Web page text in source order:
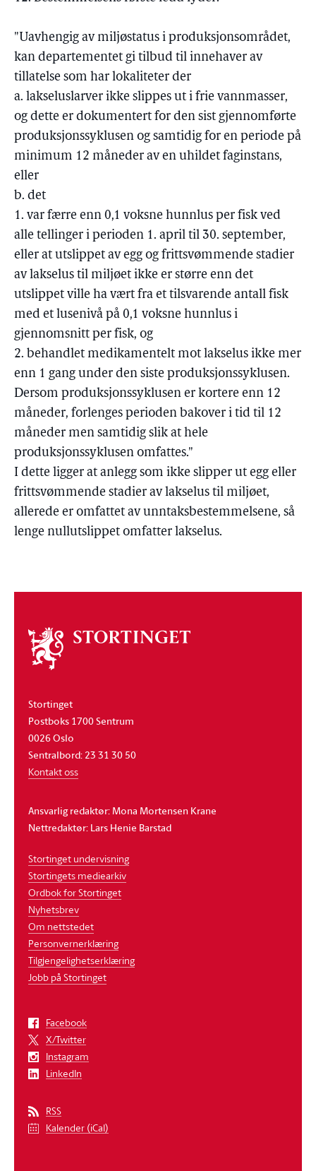
"Uavhengig av miljøstatus i produksjonsområdet,
kan departementet gi tilbud til innehaver av
tillatelse som har lokaliteter der
a. lakseluslarver ikke slippes ut i frie vannmasser,
og dette er dokumentert for den sist gjennomførte
produksjonssyklusen og samtidig for en periode på
minimum 12 måneder av en uhildet faginstans,
eller
b. det
1. var færre enn 0,1 voksne hunnlus per fisk ved
alle tellinger i perioden 1. april til 30. september,
eller at utslippet av egg og frittsvømmende stadier
av lakselus til miljøet ikke er større enn det
utslippet ville ha vært fra et tilsvarende antall fisk
med et lusenivå på 0,1 voksne hunnlus i
gjennomsnitt per fisk, og
2. behandlet medikamentelt mot lakselus ikke mer
enn 1 gang under den siste produksjonssyklusen.
Dersom produksjonssyklusen er kortere enn 12
måneder, forlenges perioden bakover i tid til 12
måneder men samtidig slik at hele
produksjonssyklusen omfattes."
I dette ligger at anlegg som ikke slipper ut egg eller
frittsvømmende stadier av lakselus til miljøet,
allerede er omfattet av unntaksbestemmelsene, så
lenge nullutslippet omfatter lakselus.
Om
stortinget
Stortinget
Postboks 1700 Sentrum
0026 Oslo
Sentralbord: 23 31 30 50
Kontakt oss
Ansvarlig redaktør: Mona Mortensen Krane
Nettredaktør: Lars Henie Barstad
Stortinget undervisning
Stortingets mediearkiv
Ordbok for Stortinget
Nyhetsbrev
Om nettstedet
Personvernerklæring
Tilgjengelighetserklæring
Jobb på Stortinget
Facebook
X/Twitter
Instagram
LinkedIn
RSS
Kalender (iCal)